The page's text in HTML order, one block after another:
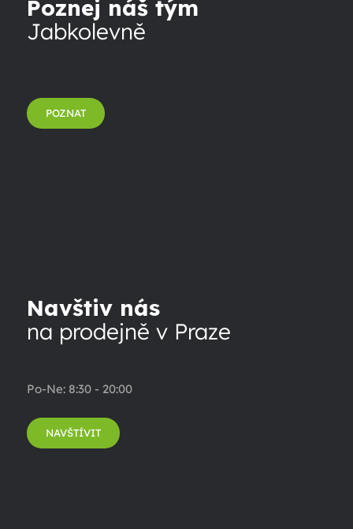
Poznej náš tým
Jabkolevně
POZNAT
Navštiv nás
na prodejně v Praze
Po-Ne: 8:30 - 20:00
NAVŠTÍVIT